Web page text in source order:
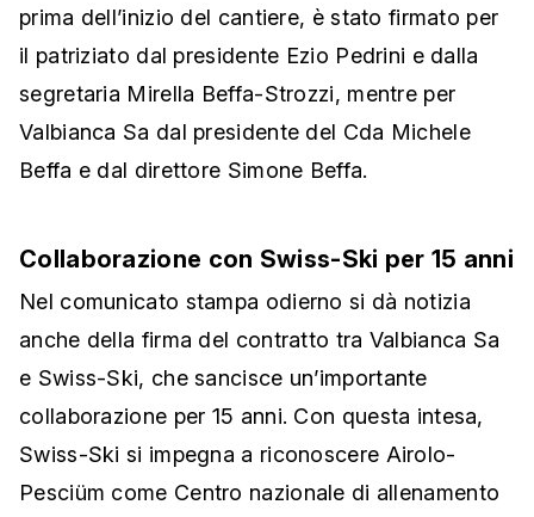
prima dell’inizio del cantiere, è stato firmato per
il patriziato dal presidente Ezio Pedrini e dalla
segretaria Mirella Beffa-Strozzi, mentre per
Valbianca Sa dal presidente del Cda Michele
Beffa e dal direttore Simone Beffa.
Collaborazione con Swiss-Ski per 15 anni
Nel comunicato stampa odierno si dà notizia
anche della firma del contratto tra Valbianca Sa
e Swiss-Ski, che sancisce un’importante
collaborazione per 15 anni. Con questa intesa,
Swiss-Ski si impegna a riconoscere Airolo-
Pesciüm come Centro nazionale di allenamento